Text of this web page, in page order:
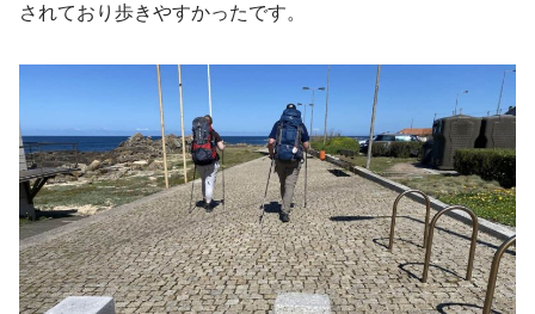
されており歩きやすかったです。